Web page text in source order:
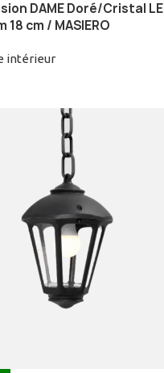
DAME Doré/Cristal
18 cm / MASIERO
intérieur